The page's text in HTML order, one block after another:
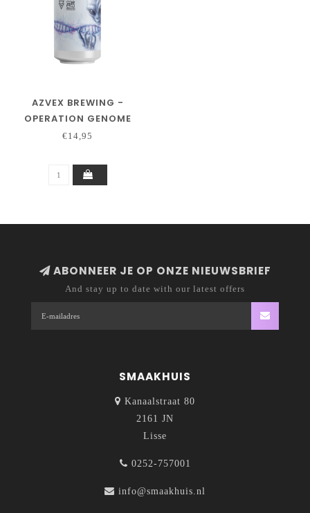
AZVEX BREWING -
OPERATION GENOME
[26.03] - 450 NORTH
€14,95
ABONNEER JE OP ONZE NIEUWSBRIEF
And stay up to date with our latest offers
SMAAKHUIS
Kanaalstraat 80
2161 JN
Lisse
0252-757001
info@smaakhuis.nl